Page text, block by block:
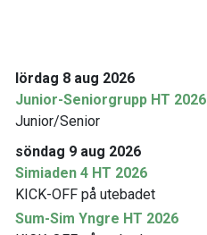
lördag 8 aug 2026
Junior-Seniorgrupp HT 2026
Junior/Senior
söndag 9 aug 2026
Simiaden 4 HT 2026
KICK-OFF på utebadet
Sum-Sim Yngre HT 2026